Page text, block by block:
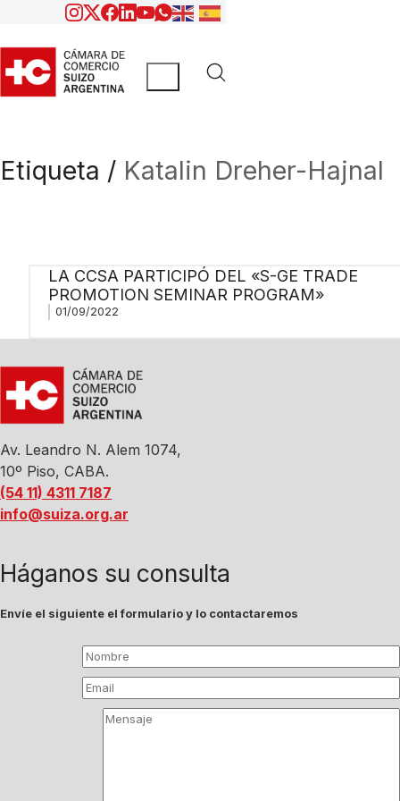
Etiqueta / Katalin Dreher-Hajnal
LA CCSA PARTICIPÓ DEL «S-GE TRADE
PROMOTION SEMINAR PROGRAM»
01/09/2022
Av. Leandro N. Alem 1074,
10º Piso, CABA.
(54 11) 4311 7187
info@suiza.org.ar
Háganos su consulta
Envíe el siguiente el formulario y lo contactaremos